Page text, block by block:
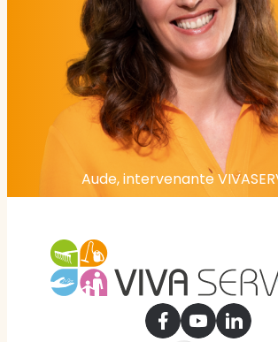
Aude, intervenante